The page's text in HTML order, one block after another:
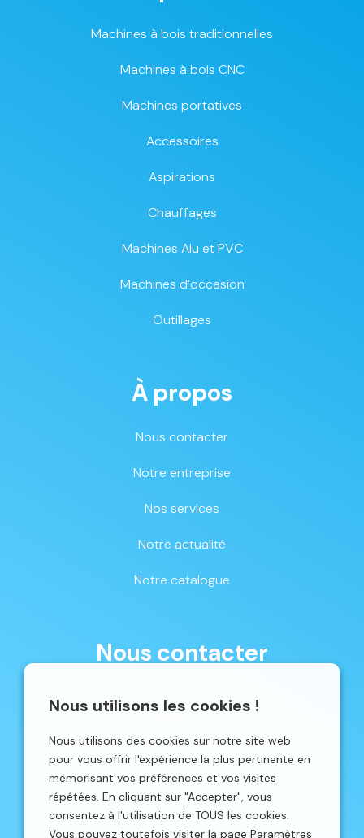
Nous utilisons les cookies !
Nous utilisons des cookies sur notre site web
pour vous offrir l'expérience la plus pertinente en
mémorisant vos préférences et vos visites
répétées. En cliquant sur "Accepter", vous
consentez à l'utilisation de TOUS les cookies.
Vous pouvez toutefois visiter la page Paramètres
Machines à bois traditionnelles
Machines à bois CNC
Machines portatives
Accessoires
Aspirations
Chauffages
Machines Alu et PVC
Machines d’occasion
Outillages
À propos
Nous contacter
Notre entreprise
Nos services
Notre actualité
Notre catalogue
Nous contacter
mschene@schene.be
Avenue du Parc 16 | 4650 CHAINEUX